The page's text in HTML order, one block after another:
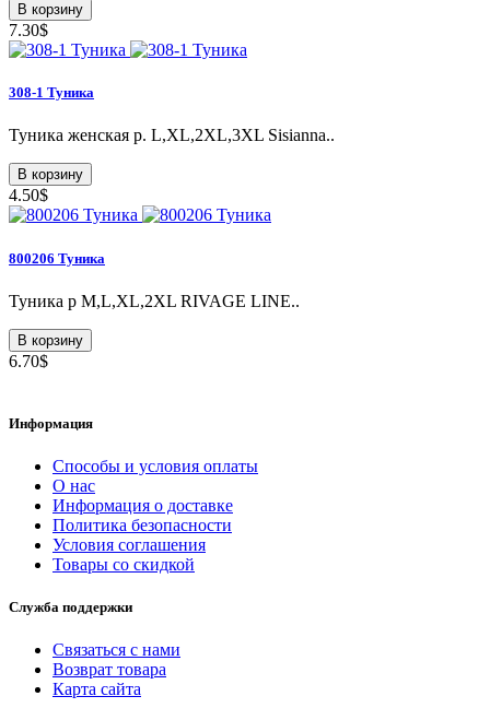
В корзину
7.30$
308-1 Туника
Туникa женская p. L,XL,2XL,3XL Sisianna..
В корзину
4.50$
800206 Туника
Туника p M,L,XL,2XL RIVAGE LINE..
В корзину
6.70$
Информация
Способы и условия оплаты
О нас
Информация о доставке
Политика безопасности
Условия соглашения
Товары со скидкой
Служба поддержки
Связаться с нами
Возврат товара
Карта сайта